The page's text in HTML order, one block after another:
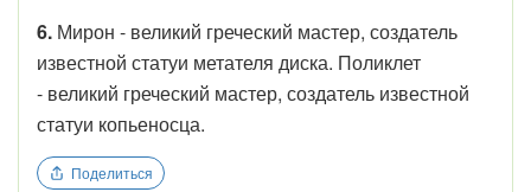
6. Мирон - великий греческий мастер, создатель
известной статуи метателя диска. Поликлет
- великий греческий мастер, создатель известной
статуи копьеносца.
Поделиться